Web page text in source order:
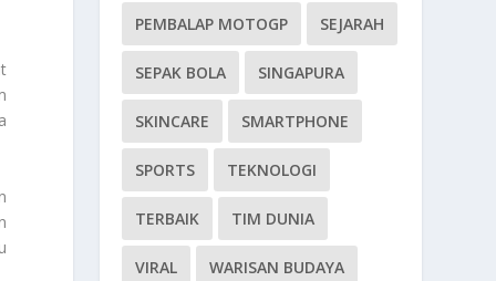
PEMBALAP MOTOGP SEJARAH
SEPAK BOLA SINGAPURA
SKINCARE SMARTPHONE
SPORTS TEKNOLOGI
TERBAIK TIM DUNIA
VIRAL WARISAN BUDAYA